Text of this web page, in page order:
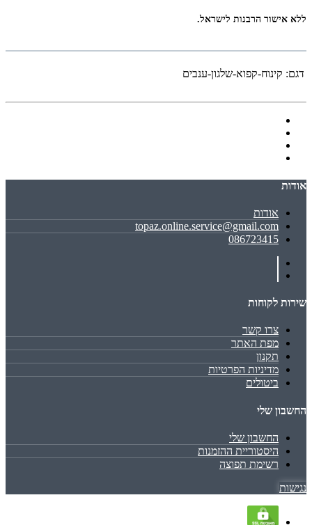
ללא אישור הרבנות לישראל.
דגם: קינוח-קפוא-שלגון-ענבים
אודות
אודות
topaz.online.service@gmail.com
086723415
שירות לקוחות
צרו קשר
מפת האתר
תקנון
מדיניות הפרטיות
ביטולים
החשבון שלי
החשבון שלי
היסטוריית ההזמנות
רשימת תפוצה
נגישות